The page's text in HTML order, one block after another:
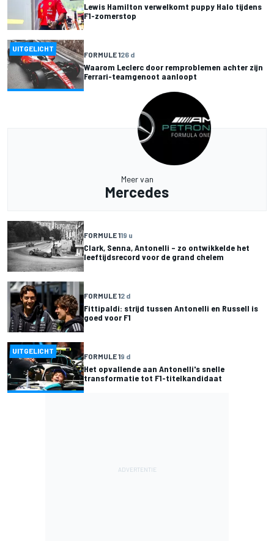
Lewis Hamilton verwelkomt puppy Halo tijdens
F1-zomerstop
UITGELICHT
FORMULE 126 d
Waarom Leclerc door remproblemen achter zijn
Ferrari-teamgenoot aanloopt
Meer van
Mercedes
FORMULE 119 u
Clark, Senna, Antonelli – zo ontwikkelde het
leeftijdsrecord voor de grand chelem
FORMULE 12 d
Fittipaldi: strijd tussen Antonelli en Russell is
goed voor F1
UITGELICHT
FORMULE 19 d
Het opvallende aan Antonelli's snelle
transformatie tot F1-titelkandidaat